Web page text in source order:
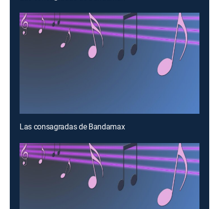
Las consagradas de Bandamax